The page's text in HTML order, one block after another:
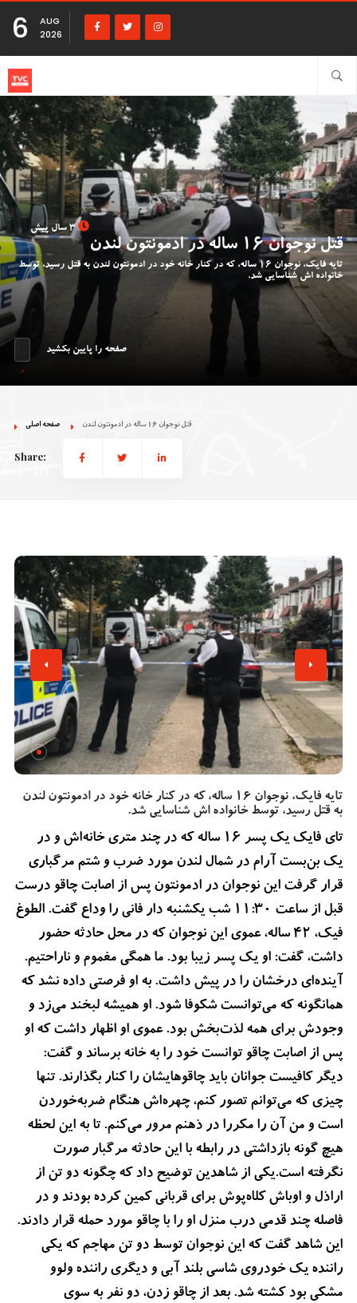
6
AUG
2026
3 سال پیش
قتل نوجوان 16 ساله در ادمونتون لندن
تایه فایک، نوجوان 16 ساله، که در کنار خانه خود در ادمونتون لندن به قتل رسید، توسط
خانواده اش شناسایی شد.
صفحه را پایین بکشید
صفحه اصلی قتل نوجوان 16 ساله در ادمونتون لندن
Share:
تایه فایک، نوجوان 16 ساله، که در کنار خانه خود در ادمونتون لندن
به قتل رسید، توسط خانواده اش شناسایی شد.
تای فایک یک پسر ۱۶ ساله که در چند متری خانه‌اش و در
یک بن‌بست آرام در شمال لندن مورد ضرب و شتم مرگباری
قرار گرفت این نوجوان در ادمونتون پس از اصابت چاقو درست
قبل از ساعت ۱۱:۳۰ شب یکشنبه دار فانی را وداع گفت. الطوغ
فیک، ۴۲ ساله، عموی این نوجوان که در محل حادثه حضور
داشت، گفت: او یک پسر زیبا بود. ما همگی مغموم و ناراحتیم.
آینده‌ای درخشان را در پیش داشت. به او فرصتی داده نشد که
همانگونه که می‌توانست شکوفا شود. او همیشه لبخند می‌زد و
وجودش برای همه لذت‌بخش بود. عموی او اظهار داشت که او
پس از اصابت چاقو توانست خود را به خانه برساند و گفت:
دیگر کافیست جوانان باید چاقوهایشان را کنار بگذارند. تنها
چیزی که می‌توانم تصور کنم، چهره‌اش هنگام ضربه‌خوردن
است و من آن را مکررا در ذهنم مرور می‌کنم. تا به این لحظه
هیچ گونه بازداشتی در رابطه با این حادثه مرگبار صورت
نگرفته است.یکی از شاهدین توضیح داد که چگونه دو تن از
اراذل و اوباش کلاه‌پوش برای قربانی کمین کرده بودند و در
فاصله چند قدمی درب منزل او را با چاقو مورد حمله قرار دادند.
این شاهد گفت که این نوجوان توسط دو تن مهاجم که یکی
راننده یک خودروی شاسی بلند آبی و دیگری راننده ولوو
مشکی بود کشته شد. بعد از چاقو زدن، دو نفر به سوی